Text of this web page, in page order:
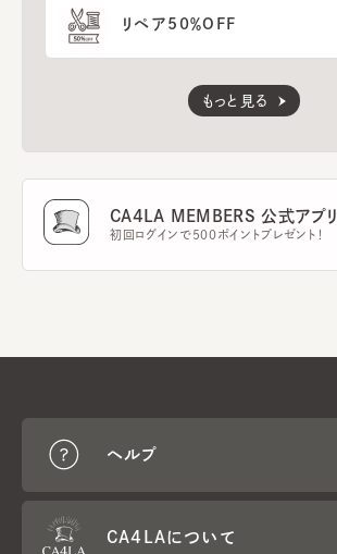
リペア50％OFF
もっと見る
CA4LA MEMBERS 公式アプリ
初回ログインで500ポイントプレゼント！
ヘルプ
CA4LAについて